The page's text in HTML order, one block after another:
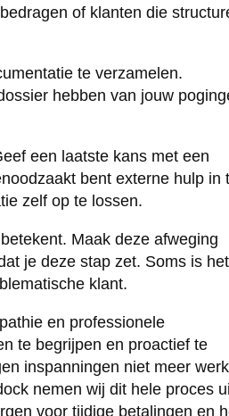
of klanten die
te verzamelen.
hebben van jouw
een laatste kans met een
bent externe hulp in
zelf op te lossen.
Maak deze afweging
je deze stap zet. Soms is het
klant.
en professionele
te begrijpen en proactief te
inspanningen niet meer
nemen wij dit hele proces
voor tijdige betalingen en